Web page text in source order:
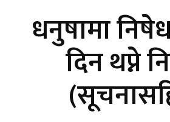
धनुषामा
दिन थप्ने